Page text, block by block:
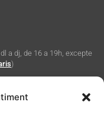
a dj, de 16 a 19h, excepte
)